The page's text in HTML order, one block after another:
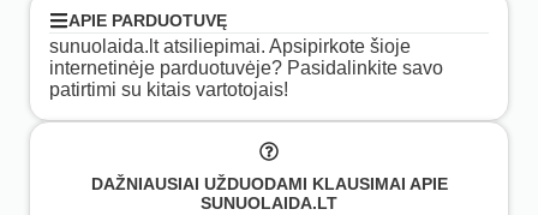
APIE PARDUOTUVĘ
sunuolaida.lt atsiliepimai. Apsipirkote šioje
internetinėje parduotuvėje? Pasidalinkite savo
patirtimi su kitais vartotojais!
DAŽNIAUSIAI UŽDUODAMI KLAUSIMAI APIE
SUNUOLAIDA.LT